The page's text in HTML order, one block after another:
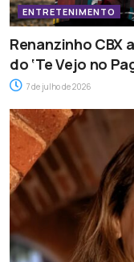
ENTRETENIMENTO
Renanzinho CBX
do ‘Te Vejo no
7 de julho de 2026